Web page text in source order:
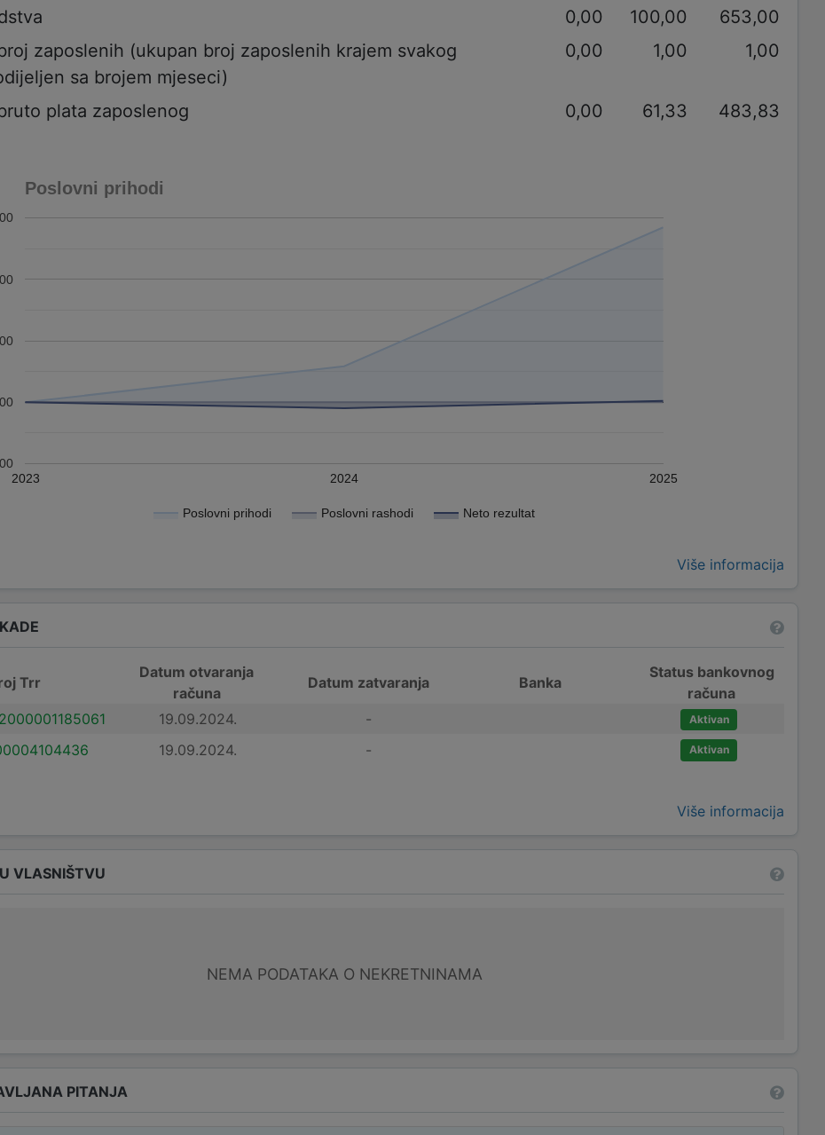
0,00 100,00
653,00
zaposlenih (ukupan broj zaposlenih krajem svakog
sa brojem mjeseci)
0,00 1,00 1,00
plata zaposlenog 0,00 61,33 483,83
Poslovni prihodi
Poslovni prihodi Poslovni rashodi Neto rezultat
2023 2024 2025
Više informacija
Trr
Datum otvaranja
računa
Datum zatvaranja Banka
Status bankovnog
računa
19.09.2024. - Aktivan
19.09.2024. - Aktivan
Više informacija
VLASNIŠTVU
NEMA PODATAKA O NEKRETNINAMA
PITANJA